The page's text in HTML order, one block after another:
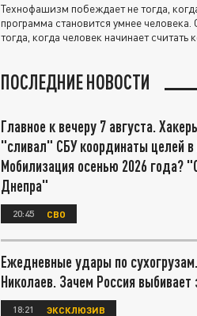
Технофашизм побеждает не тогда,
программа становится умнее
тогда, когда человек начинает считать
ПОСЛЕДНИЕ НОВОСТИ
Главное к вечеру 7 августа.
"сливал" СБУ координаты целей в
Мобилизация осенью 2026 года?
Днепра"
20:45 СВО
Ежедневные удары по
Николаев. Зачем Россия выбивает
18:21 ЭКСКЛЮЗИВ